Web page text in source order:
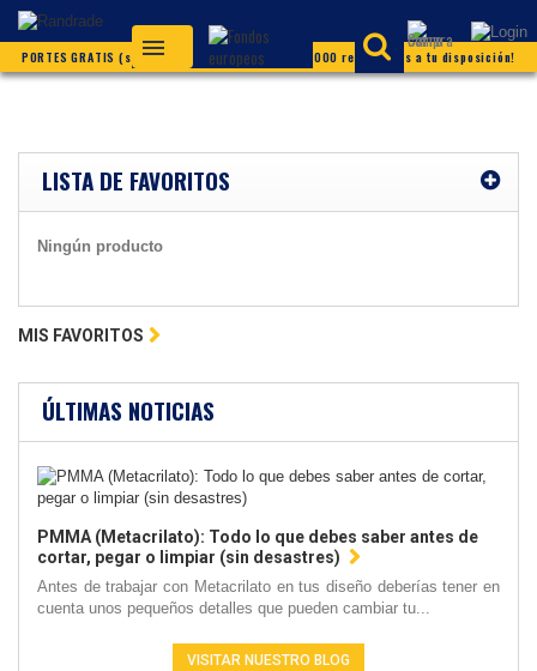
PORTES GRATIS (según condiciones) ¡Más de 20.000 referencias a tu disposición!
LISTA DE FAVORITOS
Ningún producto
MIS FAVORITOS
ÚLTIMAS NOTICIAS
PMMA (Metacrilato): Todo lo que debes saber antes de
cortar, pegar o limpiar (sin desastres)
Antes de trabajar con Metacrilato en tus diseño deberías tener en
cuenta unos pequeños detalles que pueden cambiar tu...
VISITAR NUESTRO BLOG